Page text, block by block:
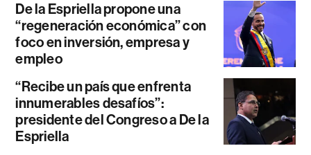
De la Espriella propone una
“regeneración económica” con
foco en inversión, empresa y
empleo
“Recibe un país que enfrenta
innumerables desafíos”:
presidente del Congreso a De la
Espriella